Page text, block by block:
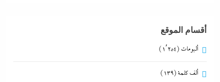
أقسام الموقع
ألبومات (1٬254)
ألف كلمة(139)